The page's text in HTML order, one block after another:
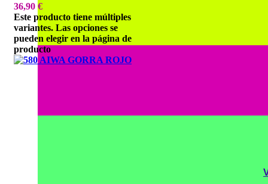
36,90 €
Este producto tiene múltiples
variantes. Las opciones se
pueden elegir en la página de
producto